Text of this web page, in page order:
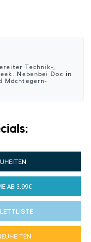
Technik-,
Nebenbei Doc in
Möchtegern-
AB 3.99€